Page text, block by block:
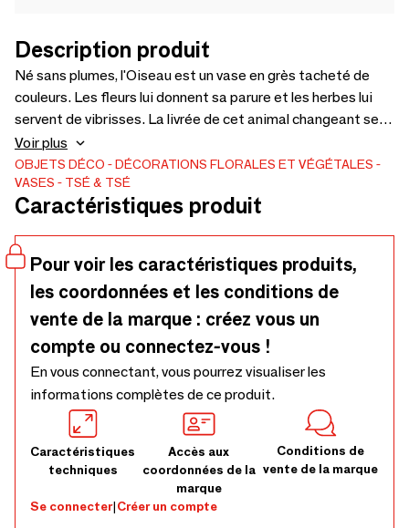
Description produit
Né sans plumes, l'Oiseau est un vase en grès tacheté de
couleurs. Les fleurs lui donnent sa parure et les herbes lui
servent de vibrisses. La livrée de cet animal changeant se
métamorphosera au gré des bouquets. Au printemps,
l’Oiseau deviendra tulipier; en plaçant des oignons dans son
ventre rebondi, vous verrez croître les fleurs à bulbes par les
trous de son dos. Suivant les saisons et selon votre
ou oiseau de paradis. Conseils d'entretien : lavage à la main
avec du savon ou du liquide vaisselle doux.
Voir plus
OBJETS DÉCO
DÉCORATIONS FLORALES ET VÉGÉTALES
VASES
TSÉ & TSÉ
Caractéristiques produit
Pour voir les caractéristiques produits,
les coordonnées et les conditions de
vente de la marque : créez vous un
compte ou connectez-vous !
En vous connectant, vous pourrez visualiser les
informations complètes de ce produit.
Caractéristiques
techniques
Accès aux
coordonnées de la
marque
Conditions de
vente de la marque
Se connecter|Créer un compte